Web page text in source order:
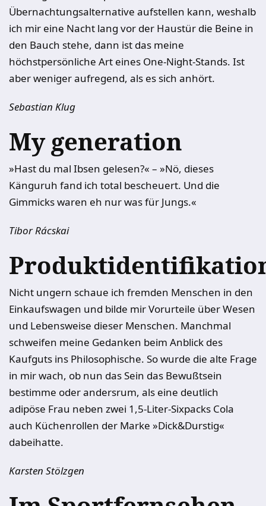
Übernachtungsalternative aufstellen kann, weshalb
ich mir eine Nacht lang vor der Haustür die Beine in
den Bauch stehe, dann ist das meine
höchstpersönliche Art eines One-Night-Stands. Ist
aber weniger aufregend, als es sich anhört.
Sebastian Klug
My generation
»Hast du mal Ibsen gelesen?« – »Nö, dieses
Känguruh fand ich total bescheuert. Und die
Gimmicks waren eh nur was für Jungs.«
Tibor Rácskai
Nicht ungern schaue ich fremden Menschen in den
Einkaufswagen und bilde mir Vorurteile über Wesen
und Lebensweise dieser Menschen. Manchmal
schweifen meine Gedanken beim Anblick des
Kaufguts ins Philosophische. So wurde die alte Frage
in mir wach, ob nun das Sein das Bewußtsein
bestimme oder andersrum, als eine deutlich
adipöse Frau neben zwei 1,5-Liter-Sixpacks Cola
auch Küchenrollen der Marke »Dick&Durstig«
dabeihatte.
Karsten Stölzgen